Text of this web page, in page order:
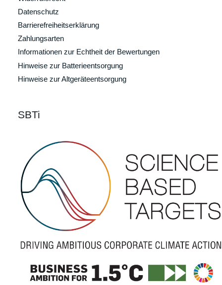
Datenschutz
Barrierefreiheitserklärung
Zahlungsarten
Informationen zur Echtheit der Bewertungen
Hinweise zur Batterieentsorgung
Hinweise zur Altgeräteentsorgung
SBTi